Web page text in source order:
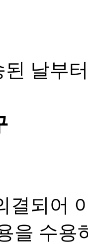
날부
결되어
을 수용